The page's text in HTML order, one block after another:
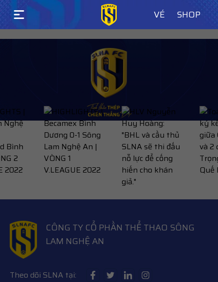
VÉ SHOP
LASTEST WORKS
CÔNG TY CỔ PHẦN THỂ THAO SÔNG
LAM NGHỆ AN
Theo dõi SLNA tại: